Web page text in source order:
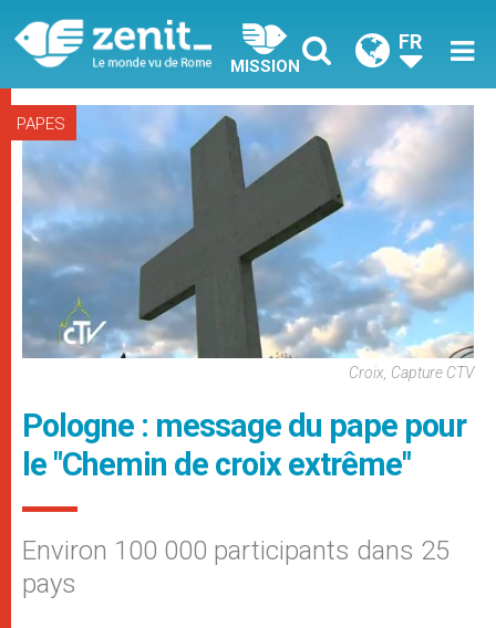
MISSION
FR
PAPES
Croix, Capture CTV
Pologne : message du pape pour
le "Chemin de croix extrême"
Environ 100 000 participants dans 25
pays